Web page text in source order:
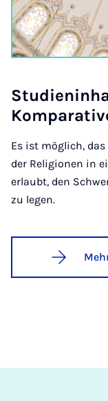
Es ist möglich,
der Religionen in
erlaubt, den
zu legen.